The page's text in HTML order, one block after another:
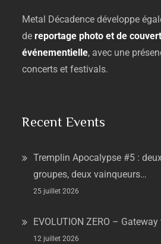
Metal Décadencedéveloppe
dereportagephotoetde
événementielle, avec une
concertsetfestivals.
Recent Events
Tremplin Apocalypse #5 :
groupes, deux vainqueurs…
25 juillet 2026
EVOLUTION ZERO –
12 juillet 2026